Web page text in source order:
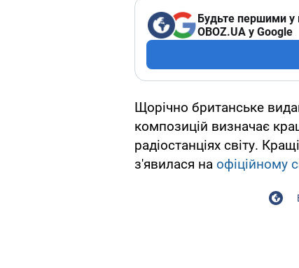
Будьте першими у
OBOZ.UA у Google
Щорічно британське
композицій визначає
радіостанціях світу.
з'явилася на офіційному